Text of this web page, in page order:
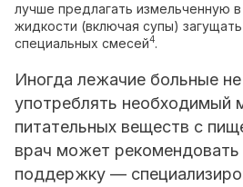
лучше предлагать измельченную
жидкости (включая супы)
специальных смесей4.
Иногда лежачие больные
употреблять необходимый
питательных веществ с
врач может
поддержку —